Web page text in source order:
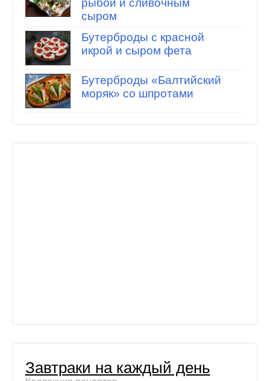
сыром
Бутерброды с красной
икрой и сыром фета
Бутерброды «Балтийский
моряк» со шпротами
Завтраки на каждый день